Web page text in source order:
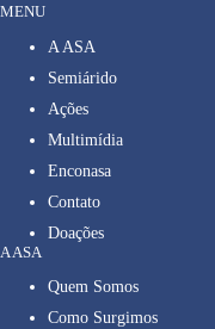
MENU
A ASA
Semiárido
Ações
Multimídia
Enconasa
Contato
Doações
A ASA
Quem Somos
Como Surgimos